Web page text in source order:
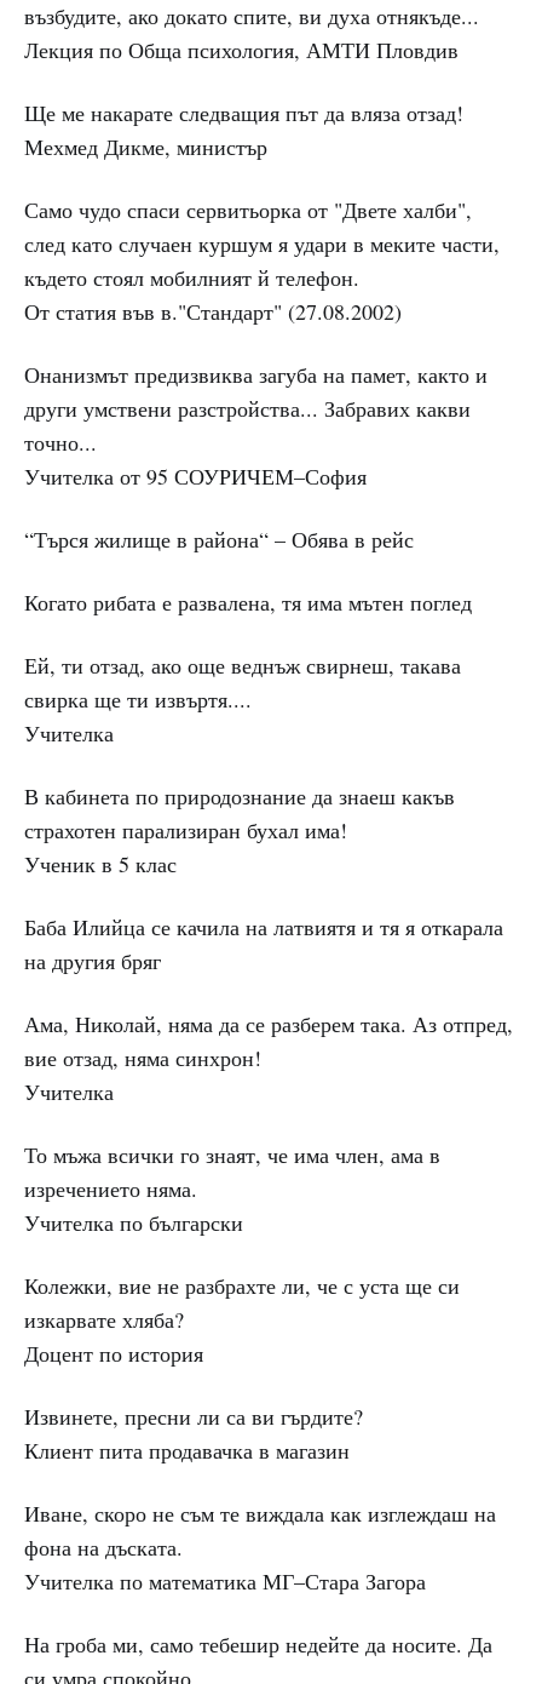
възбудите, ако докато спите, ви духа отнякъде...
Лекция по Обща психология, АМТИ Пловдив
Ще ме накарате следващия път да вляза отзад!
Мехмед Дикме, министър
Само чудо спаси сервитьорка от "Двете халби",
след като случаен куршум я удари в меките части,
където стоял мобилният й телефон.
От статия във в."Стандарт" (27.08.2002)
Онанизмът предизвиква загуба на памет, както и
други умствени разстройства... Забравих какви
точно...
Учителка от 95 СОУРИЧЕМ–София
“Търся жилище в района“ – Обява в рейс
Когато рибата е развалена, тя има мътен поглед
Ей, ти отзад, ако още веднъж свирнеш, такава
свирка ще ти извъртя....
Учителка
В кабинета по природознание да знаеш какъв
страхотен парализиран бухал има!
Ученик в 5 клас
Баба Илийца се качила на латвиятя и тя я откарала
на другия бряг
Ама, Николай, няма да се разберем така. Аз отпред,
вие отзад, няма синхрон!
Учителка
То мъжа всички го знаят, че има член, ама в
изречението няма.
Учителка по български
Колежки, вие не разбрахте ли, че с уста ще си
изкарвате хляба?
Доцент по история
Извинете, пресни ли са ви гърдите?
Клиент пита продавачка в магазин
Иване, скоро не съм те виждала как изглеждаш на
фона на дъската.
Учителка по математика МГ–Стара Загора
На гроба ми, само тебешир недейте да носите. Да
си умра спокойно.